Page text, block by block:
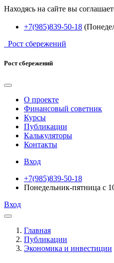
Находясь на сайте вы
+7(985)839-50-18
Рост сбережений
Рост сбережений
О проекте
Финансовый советник
Курсы
Публикации
Калькуляторы
Контакты
Вход
+7(985)839-50-18
Понедельник-пятница с
Вход
Главная
Публикации
Экономика и инвестиции